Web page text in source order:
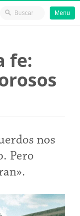
Menu
fe:
nos
Pero